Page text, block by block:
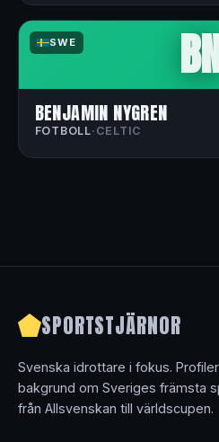
SWE
BENJAMIN NYGREN
FOTBOLL· CELTIC
SPORTSTJÄRNOR
Svenska idrottare i fokus.
bakgrund om Sveriges främsta
från Allsvenskan till världscupen.